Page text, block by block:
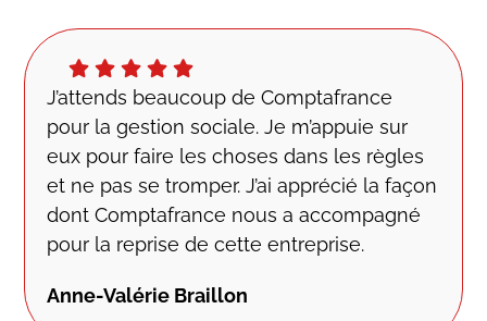
J’attends beaucoup de Comptafrance
pour la gestion sociale. Je m’appuie sur
eux pour faire les choses dans les règles
et ne pas se tromper. J’ai apprécié la façon
dont Comptafrance nous a accompagné
pour la reprise de cette entreprise.
Anne-Valérie Braillon